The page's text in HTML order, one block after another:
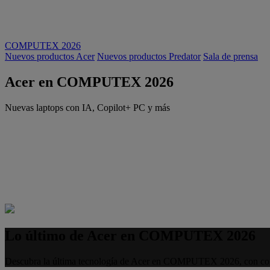
COMPUTEX 2026
Nuevos productos Acer Nuevos productos Predator Sala de prensa
Acer en COMPUTEX 2026
Nuevas laptops con IA, Copilot+ PC y más